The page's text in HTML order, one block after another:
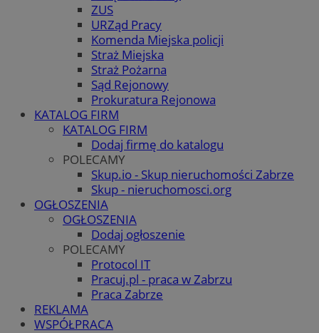
ZUS
URZąd Pracy
Komenda Miejska policji
Straż Miejska
Straż Pożarna
Sąd Rejonowy
Prokuratura Rejonowa
KATALOG FIRM
KATALOG FIRM
Dodaj firmę do katalogu
POLECAMY
Skup.io - Skup nieruchomości Zabrze
Skup - nieruchomosci.org
OGŁOSZENIA
OGŁOSZENIA
Dodaj ogłoszenie
POLECAMY
Protocol IT
Pracuj.pl - praca w Zabrzu
Praca Zabrze
REKLAMA
WSPÓŁPRACA